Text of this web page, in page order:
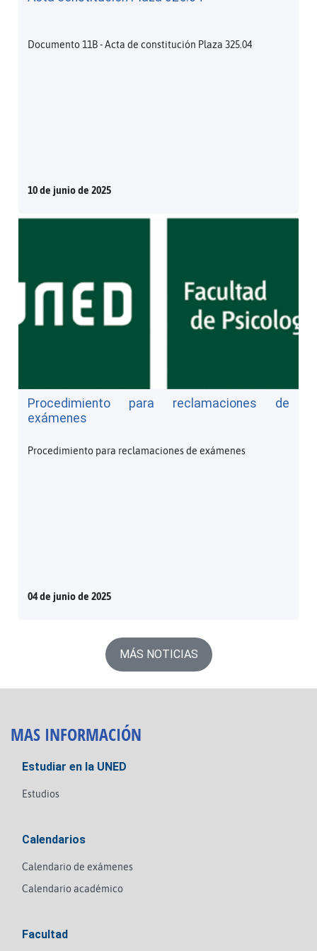
Documento 11B - Acta de constitución Plaza 325.04
10 de junio de 2025
Procedimiento para reclamaciones de
exámenes
Procedimiento para reclamaciones de exámenes
04 de junio de 2025
MÁS NOTICIAS
MAS INFORMACIÓN
Estudiar en la UNED
Estudios
Calendarios
Calendario de exámenes
Calendario académico
Facultad